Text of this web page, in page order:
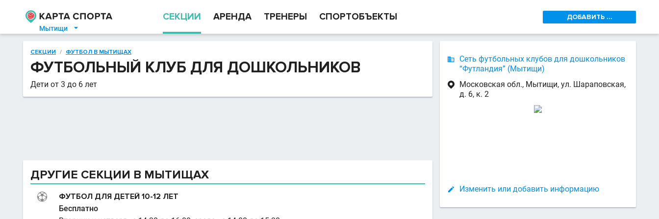
Мытищи 
СЕКЦИИ АРЕНДА ТРЕНЕРЫ СПОРТОБЪЕКТЫ ДОБАВИТЬ ...
СЕКЦИИ / ФУТБОЛ В МЫТИЩАХ
ФУТБОЛЬНЫЙ КЛУБ ДЛЯ ДОШКОЛЬНИКОВ
Дети от 3 до 6 лет
ДРУГИЕ СЕКЦИИ В МЫТИЩАХ
ФУТБОЛ ДЛЯ ДЕТЕЙ 10-12 ЛЕТ
Бесплатно

Сеть футбольных клубов для дошкольников
“Футландия” (Мытищи)

Московская обл., Мытищи, ул. Шараповская,
д. 6, к. 2
 Изменить или добавить информацию